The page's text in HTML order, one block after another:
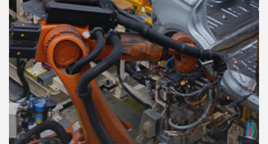
ข่าว
และ
กิจกรรม
เกี่ยว
กับ
เรา